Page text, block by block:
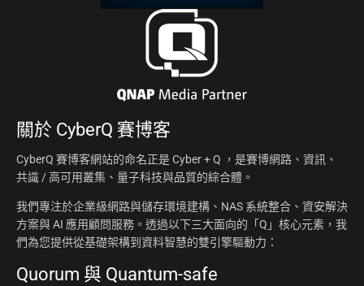
關於 CyberQ 賽博客
CyberQ 賽博客網站的命名正是 Cyber + Q ，是賽博網路、資訊、
共識 / 高可用叢集、量子科技與品質的綜合體。
我們專注於企業級網路與儲存環境建構、NAS 系統整合、資安解決
方案與 AI 應用顧問服務。透過以下三大面向的「Q」核心元素，我
們為您提供從基礎架構到資料智慧的雙引擎驅動力：
Quorum 與 Quantum-safe